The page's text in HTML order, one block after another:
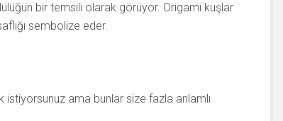
bir temsili olarak görüyor. Origami kuşlar
sembolize eder.
ama bunlar size fazla anlamlı